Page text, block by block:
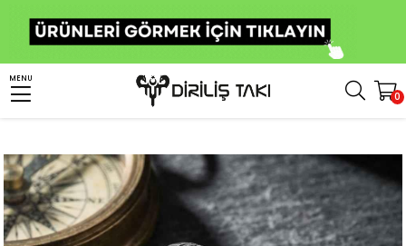
MENU
0
Erkek Gümüş Yüzük
Kartal Motifli Ay Yıldız Jandarma Erkek Gümüş Yüzük